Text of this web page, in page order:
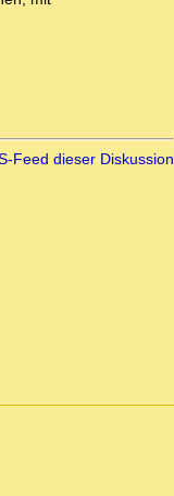
Feed dieser Diskussion